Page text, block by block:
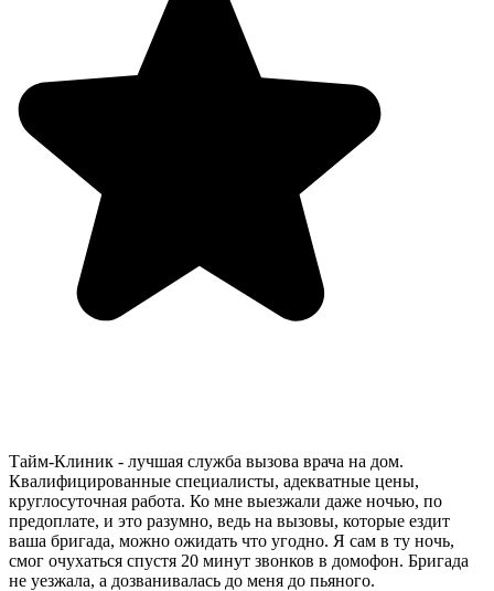
Тайм-Клиник - лучшая служба вызова врача на дом.
Квалифицированные специалисты, адекватные цены,
круглосуточная работа. Ко мне выезжали даже ночью, по
предоплате, и это разумно, ведь на вызовы, которые ездит
ваша бригада, можно ожидать что угодно. Я сам в ту ночь,
смог очухаться спустя 20 минут звонков в домофон. Бригада
не уезжала, а дозванивалась до меня до пьяного.